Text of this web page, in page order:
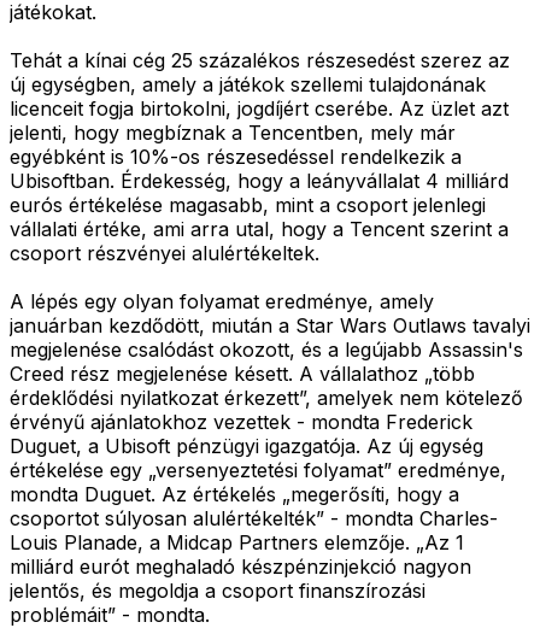
játékokat.
Tehát a kínai cég 25 százalékos részesedést szerez az
új egységben, amely a játékok szellemi tulajdonának
licenceit fogja birtokolni, jogdíjért cserébe. Az üzlet azt
jelenti, hogy megbíznak a Tencentben, mely már
egyébként is 10%-os részesedéssel rendelkezik a
Ubisoftban. Érdekesség, hogy a leányvállalat 4 milliárd
eurós értékelése magasabb, mint a csoport jelenlegi
vállalati értéke, ami arra utal, hogy a Tencent szerint a
csoport részvényei alulértékeltek.
A lépés egy olyan folyamat eredménye, amely
januárban kezdődött, miután a Star Wars Outlaws tavalyi
megjelenése csalódást okozott, és a legújabb Assassin's
Creed rész megjelenése késett. A vállalathoz „több
érdeklődési nyilatkozat érkezett”, amelyek nem kötelező
érvényű ajánlatokhoz vezettek - mondta Frederick
Duguet, a Ubisoft pénzügyi igazgatója. Az új egység
értékelése egy „versenyeztetési folyamat” eredménye,
mondta Duguet. Az értékelés „megerősíti, hogy a
csoportot súlyosan alulértékelték” - mondta Charles-
Louis Planade, a Midcap Partners elemzője. „Az 1
milliárd eurót meghaladó készpénzinjekció nagyon
jelentős, és megoldja a csoport finanszírozási
problémáit” - mondta.